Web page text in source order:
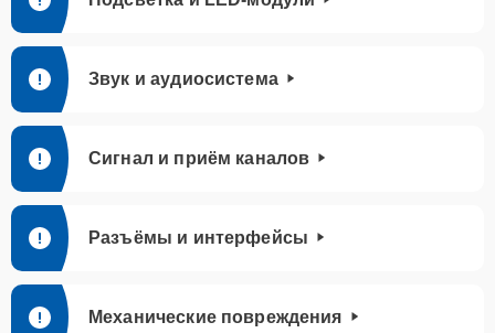
Звук и аудиосистема
Сигнал и приём каналов
Разъёмы и интерфейсы
Механические повреждения